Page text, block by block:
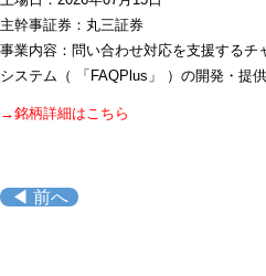
主幹事証券：丸三証券
事業内容：問い合わせ対応を支援する
システム（ 「FAQPlus」 ）の開発・提供
→銘柄詳細はこちら
◀ 前へ